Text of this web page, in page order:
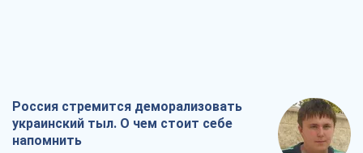
Россия стремится деморализовать
украинский тыл. О чем стоит себе
напомнить